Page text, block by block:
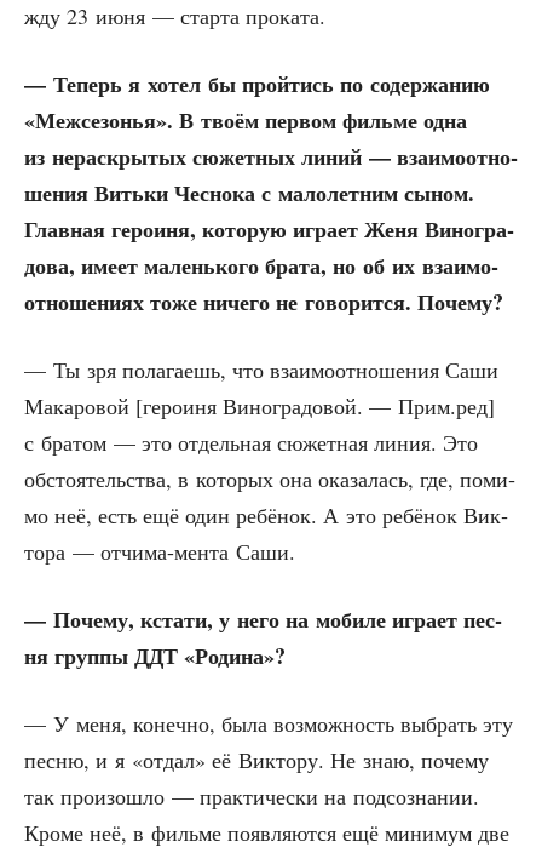
жду 23 июня — стар­та проката.
— Теперь я хотел бы прой­тись по содер­жа­нию
«Меж­се­зо­нья». В тво­ём пер­вом филь­ме одна
из нерас­кры­тых сюжет­ных линий — вза­и­мо­от­но­
ше­ния Вить­ки Чес­но­ка с мало­лет­ним сыном.
Глав­ная геро­и­ня, кото­рую игра­ет Женя Вино­гра­
до­ва, име­ет малень­ко­го бра­та, но об их вза­и­мо­
от­но­ше­ни­ях тоже ниче­го не гово­рит­ся. Почему?
— Ты зря пола­га­ешь, что вза­и­мо­от­но­ше­ния Саши
Мака­ро­вой [геро­и­ня Вино­гра­до­вой. — Прим.ред]
с бра­том — это отдель­ная сюжет­ная линия. Это
обсто­я­тель­ства, в кото­рых она ока­за­лась, где, поми­
мо неё, есть ещё один ребё­нок. А это ребё­нок Вик­
то­ра — отчи­ма-мен­та Саши.
— Поче­му, кста­ти, у него на моби­ле игра­ет пес­
ня груп­пы ДДТ «Роди­на»?
— У меня, конеч­но, была воз­мож­ность выбрать эту
пес­ню, и я «отдал» её Вик­то­ру. Не знаю, поче­му
так про­изо­шло — прак­ти­че­ски на под­со­зна­нии.
Кро­ме неё, в филь­ме появ­ля­ют­ся ещё мини­мум две